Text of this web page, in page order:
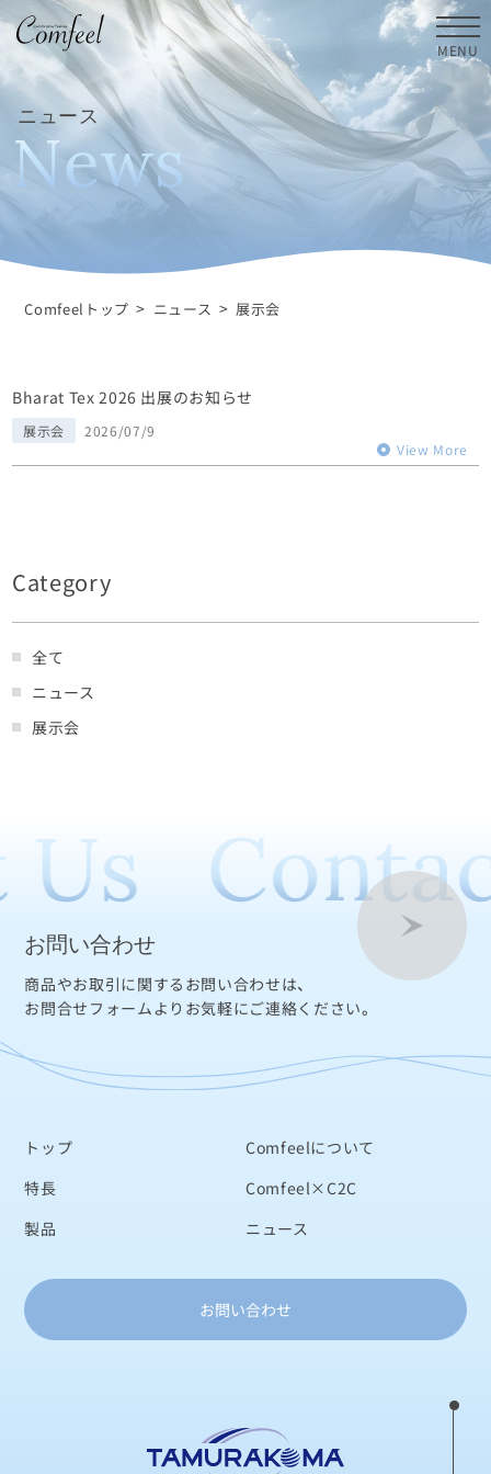
MENU
ニュース
News
Comfeelトップ > ニュース > 展示会
Category
全て
ニュース
展示会
Bharat Tex 2026 出展のお知らせ
展示会
2026/07/9
View More
お問い合わせ
商品やお取引に関するお問い合わせは、
お問合せフォームよりお気軽にご連絡ください。
トップ
Comfeelについて
特長
Comfeel×C2C
製品
ニュース
お問い合わせ